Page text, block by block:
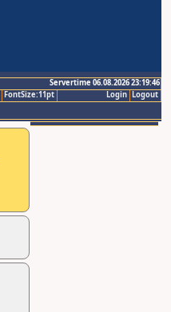
Servertime 06.08.2026 23:19:46
Logout
Login
FontSize:11pt